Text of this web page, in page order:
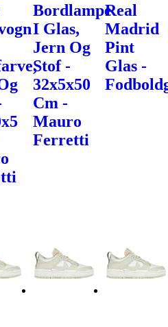
Bordlampe
I Glas,
Jern Og
Stof -
32x5x50
Cm -
Mauro
Ferretti
Real
Madrid
Pint
Glas -